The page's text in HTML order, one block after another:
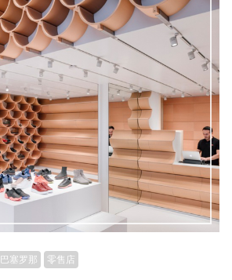
巴塞罗那 零售店